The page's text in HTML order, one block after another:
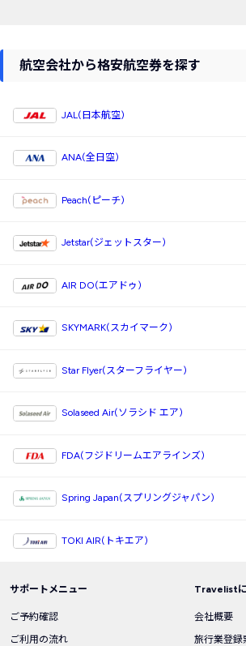
航空会社から格安航空券を探す
JAL(日本航空)
ANA(全日空)
Peach(ピーチ)
Jetstar(ジェットスター)
AIR DO(エアドゥ)
SKYMARK(スカイマーク)
Star Flyer(スターフライヤー)
Solaseed Air(ソラシド エア)
FDA(フジドリームエアラインズ)
Spring Japan(スプリングジャパン)
TOKI AIR(トキエア)
サポートメニュー
ご予約確認
ご利用の流れ
Travelist
会社概要
旅行業登録